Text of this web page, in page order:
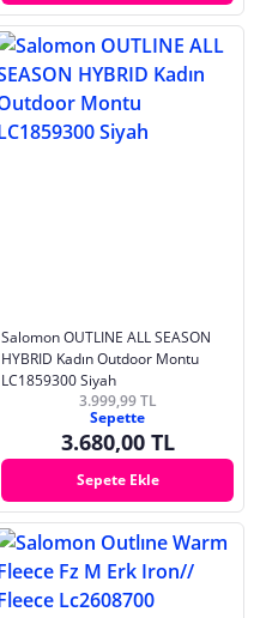
Salomon OUTLINE ALL SEASON
HYBRID Kadın Outdoor Montu
LC1859300 Siyah
3.999,99 TL
Sepette
3.680,00 TL
Sepete Ekle